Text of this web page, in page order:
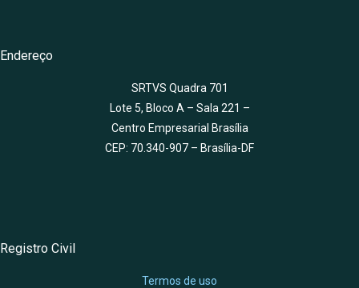
Endereço
SRTVS Quadra 701
Lote 5, Bloco A – Sala 221 –
Centro Empresarial Brasília
CEP: 70.340-907 – Brasília-DF
Registro Civil
Termos de uso